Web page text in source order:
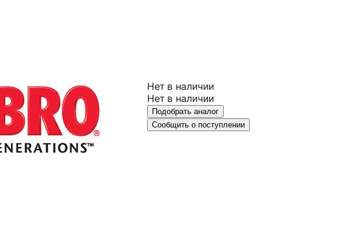
Нет в наличии
Нет в наличии
Подобрать аналог
Сообщить о поступлении